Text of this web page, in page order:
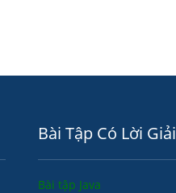
Bài Tập Có Lời Giải
Bài tập Java